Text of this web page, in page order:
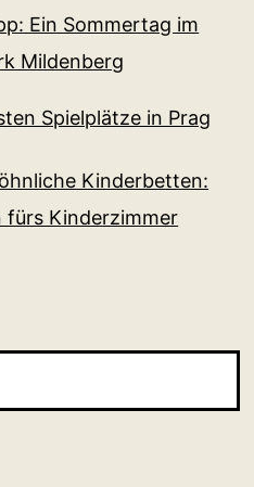
Ein Sommertag im
Mildenberg
Spielplätze in Prag
Kinderbetten:
fürs Kinderzimmer